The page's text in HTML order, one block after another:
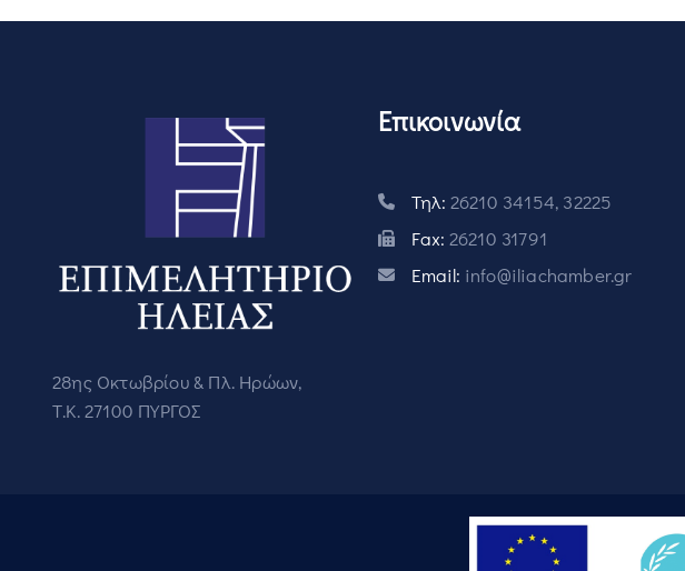
28ης Οκτωβρίου & Πλ. Ηρώων,
Τ.Κ. 27100 ΠΥΡΓΟΣ
Επικοινωνία
Τηλ: 26210 34154, 32225
Fax: 26210 31791
Email: info@iliachamber.gr